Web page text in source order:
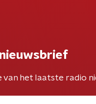
nieuwsbrief
het laatste radio